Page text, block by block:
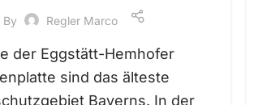
By Regler Marco
der Eggstätt-Hemhofer
sind das älteste
Bayerns. In der